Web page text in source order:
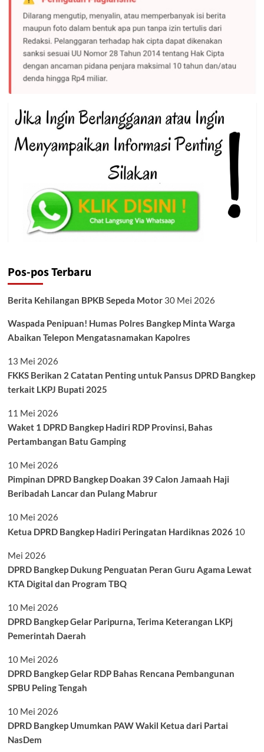
Pos-pos Terbaru
Berita Kehilangan BPKB Sepeda Motor 30 Mei 2026
Waspada Penipuan! Humas Polres Bangkep Minta Warga
Abaikan Telepon Mengatasnamakan Kapolres
13 Mei 2026
FKKS Berikan 2 Catatan Penting untuk Pansus DPRD Bangkep
terkait LKPJ Bupati 2025
11 Mei 2026
Waket 1 DPRD Bangkep Hadiri RDP Provinsi, Bahas
Pertambangan Batu Gamping
10 Mei 2026
Pimpinan DPRD Bangkep Doakan 39 Calon Jamaah Haji
Beribadah Lancar dan Pulang Mabrur
10 Mei 2026
Ketua DPRD Bangkep Hadiri Peringatan Hardiknas 2026 10
Mei 2026
DPRD Bangkep Dukung Penguatan Peran Guru Agama Lewat
KTA Digital dan Program TBQ
10 Mei 2026
DPRD Bangkep Gelar Paripurna, Terima Keterangan LKPj
Pemerintah Daerah
10 Mei 2026
DPRD Bangkep Gelar RDP Bahas Rencana Pembangunan
SPBU Peling Tengah
10 Mei 2026
DPRD Bangkep Umumkan PAW Wakil Ketua dari Partai
NasDem